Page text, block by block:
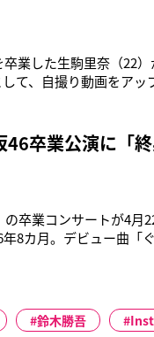
業した生駒里奈（22
て、自撮り動画をア
開設したばかりで、
46卒業公演に「
卒業コンサートが4
8カ月。デビュー曲「
殺到。また全国128の
鈴木勝吾